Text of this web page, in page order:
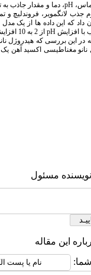
pH
جذب لانگمویر، فروندلیچ
که این داده ها از یک
pH از 2 به 10 افزایش می یابد.
در این بررسی که
مغناطیسی اکسید آهن
نویسنده مسئول
این مقاله